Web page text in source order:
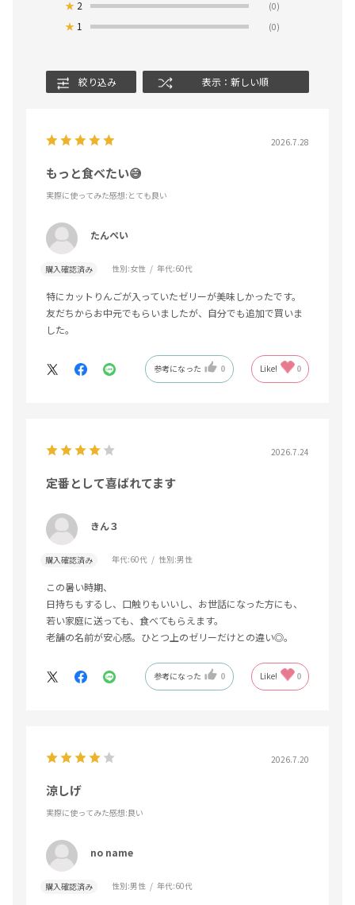
★ 2 (0)
★ 1 (0)
絞り込み 表示：新しい順
2026.7.28
もっと食べたい😅
実際に使ってみた感想:とても良い
たんぺい
購入確認済み 性別:女性 年代:60代
特にカットりんごが入っていたゼリーが美味しかったです。
友だちからお中元でもらいましたが、自分でも追加で買いま
した。
参考になった 0 Like! 0
2026.7.24
定番として喜ばれてます
きん３
購入確認済み 年代:60代 性別:男性
この暑い時期、
日持ちもするし、口触りもいいし、お世話になった方にも、
若い家庭に送っても、食べてもらえます。
老舗の名前が安心感。ひとつ上のゼリーだけとの違い◎。
参考になった 0 Like! 0
2026.7.20
涼しげ
実際に使ってみた感想:良い
no name
購入確認済み 性別:男性 年代:60代